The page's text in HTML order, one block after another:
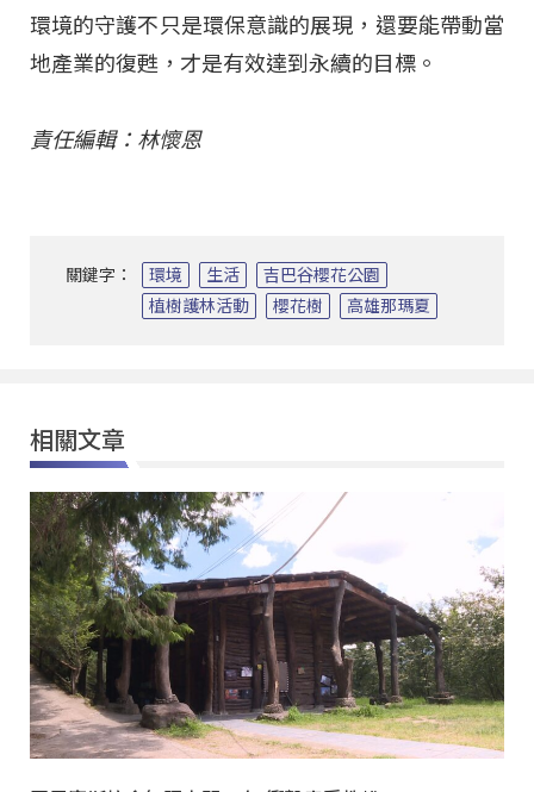
環境的守護不只是環保意識的展現，還要能帶動當
地產業的復甦，才是有效達到永續的目標。
責任編輯：林懷恩
關鍵字： 環境 生活
吉巴谷櫻花公園
植樹護林活動
櫻花樹 高雄那瑪夏
相關文章